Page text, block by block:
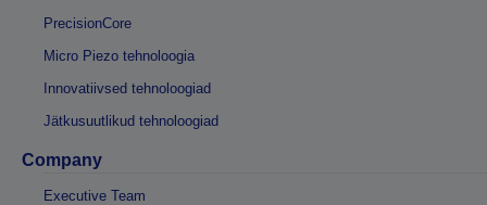
PrecisionCore
Micro Piezo tehnoloogia
Innovatiivsed tehnoloogiad
Jätkusuutlikud tehnoloogiad
Company
Executive Team